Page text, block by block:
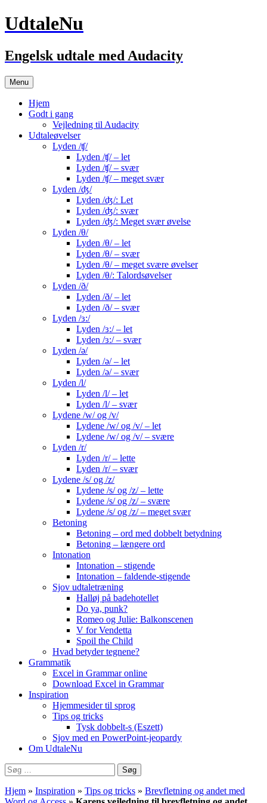
UdtaleNu
Engelsk udtale med Audacity
Menu Hop
til
indhold
Hjem
Godt i gang
Vejledning til Audacity
Udtaleøvelser
Lyden /ʧ/
Lyden /ʧ/ – let
Lyden /ʧ/ – svær
Lyden /ʧ/ – meget svær
Lyden /ʤ/
Lyden /ʤ/: Let
Lyden /ʤ/: svær
Lyden /ʤ/: Meget svær øvelse
Lyden /θ/
Lyden /θ/ – let
Lyden /θ/ – svær
Lyden /θ/ – meget svære øvelser
Lyden /θ/: Talordsøvelser
Lyden /ð/
Lyden /ð/ – let
Lyden /ð/ – svær
Lyden /ɜ:/
Lyden /ɜ:/ – let
Lyden /ɜ:/ – svær
Lyden /ə/
Lyden /ə/ – let
Lyden /ə/ – svær
Lyden /l/
Lyden /l/ – let
Lyden /l/ – svær
Lydene /w/ og /v/
Lydene /w/ og /v/ – let
Lydene /w/ og /v/ – svære
Lyden /r/
Lyden /r/ – lette
Lyden /r/ – svær
Lydene /s/ og /z/
Lydene /s/ og /z/ – lette
Lydene /s/ og /z/ – svære
Lydene /s/ og /z/ – meget svær
Betoning
Betoning – ord med dobbelt betydning
Betoning – længere ord
Intonation
Intonation – stigende
Intonation – faldende-stigende
Sjov udtaletræning
Halløj på badehotellet
Do ya, punk?
Romeo og Julie: Balkonscenen
V for Vendetta
Spoil the Child
Hvad betyder tegnene?
Grammatik
Excel in Grammar online
Download Excel in Grammar
Inspiration
Hjemmesider til sprog
Tips og tricks
Tysk dobbelt-s (Eszett)
Sjov med en PowerPoint-jeopardy
Om UdtaleNu
Søg
efter:
Hjem » Inspiration » Tips og tricks » Brevfletning og andet med